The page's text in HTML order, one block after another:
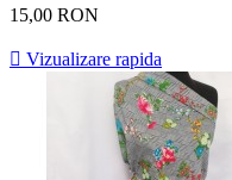
15,00 RON
 Vizualizare rapida